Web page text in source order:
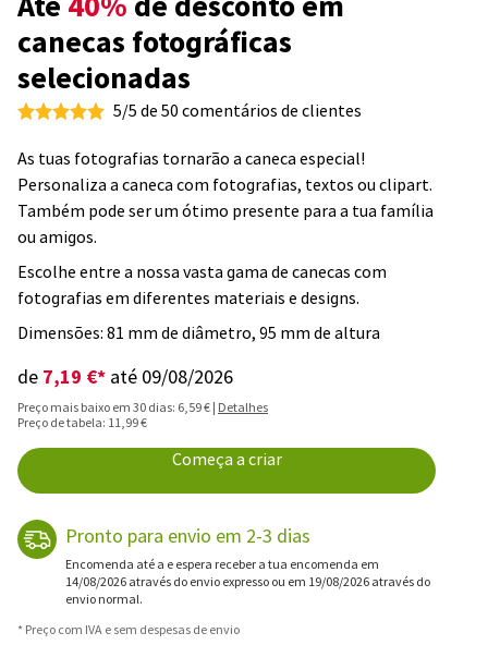
canecas fotográficas
selecionadas
5/5 de 50 comentários de clientes
As tuas fotografias tornarão a caneca especial!
Personaliza a caneca com fotografias, textos ou clipart.
Também pode ser um ótimo presente para a tua família
ou amigos.
Escolhe entre a nossa vasta gama de canecas com
fotografias em diferentes materiais e designs.
Dimensões: 81 mm de diâmetro, 95 mm de altura
de 7,19 €* até 09/08/2026
Preço mais baixo em 30 dias: 6,59 € | Detalhes
Preço de tabela: 11,99 €
Começa a criar
Pronto para envio em 2-3 dias
Encomenda até a e espera receber a tua encomenda em
14/08/2026 através do envio expresso ou em 19/08/2026 através do
envio normal.
* Preço com IVA e sem despesas de envio